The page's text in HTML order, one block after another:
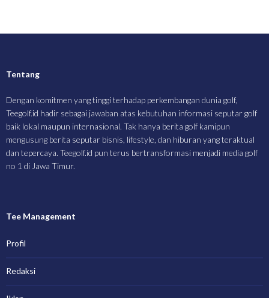
Tentang
Dengan komitmen yang tinggi terhadap perkembangan dunia golf,
Teegolf.id hadir sebagai jawaban atas kebutuhan informasi seputar golf
baik lokal maupun internasional. Tak hanya berita golf kamipun
mengusung berita seputar bisnis, lifestyle, dan hiburan yang teraktual
dan tepercaya. Teegolf.id pun terus bertransformasi menjadi media golf
no 1 di Jawa Timur.
Tee Management
Profil
Redaksi